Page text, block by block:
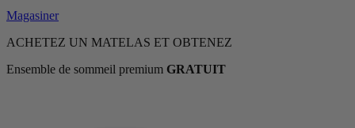
Magasiner
ACHETEZ UN MATELAS ET OBTENEZ
Ensemble de sommeil premium GRATUIT